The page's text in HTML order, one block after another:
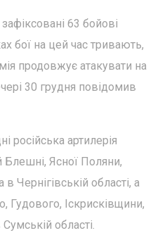
63 бойові
бої на цей час тривають,
продовжує атакувати на
30 грудня повідомив
російська артилерія
Блешні, Ясної Поляни,
Чернігівській області, а
Гудового, Іскрисківщини,
області.